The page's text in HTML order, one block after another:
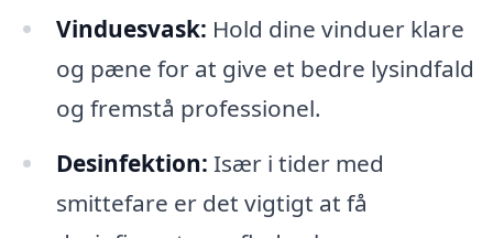
Vinduesvask: Hold dine vinduer klare
og pæne for at give et bedre lysindfald
og fremstå professionel.
Desinfektion: Især i tider med
smittefare er det vigtigt at få